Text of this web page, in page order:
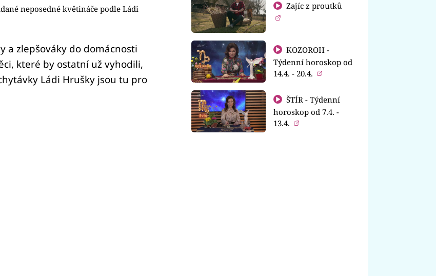
neposedné květináče podle Ládi
a zlepšováky do domácnosti
které by ostatní už vyhodili,
Ládi Hrušky jsou tu pro
Zajíc z proutků
KOZOROH -
Týdenní horoskop od
14.4. - 20.4.
ŠTÍR - Týdenní
horoskop od 7.4. -
13.4.